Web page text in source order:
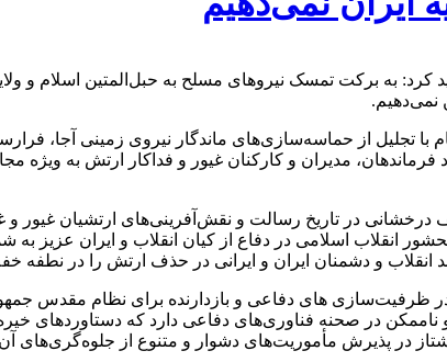
کرد: به برکت تمسک نیروهای مسلح به حبل‌المتین اسلام و
نمی‌دهیم.
مدیران و کارکنان غیور و فداکار ارتش به ویژه
در تاریخ رسالت و نقش‌آفرینی‌های ارتشیان غیور و
انقلاب اسلامی در دفاع از کیان انقلاب و ایران عزیز به
ظرفیت‌سازی های دفاعی و بازدارنده برای نظام مقدس
در صحنه فناوری‌های دفاعی دارد که دستاوردهای
در پذیرش مأموریت‌های دشوار و متنوع از جلوه‌گری‌های